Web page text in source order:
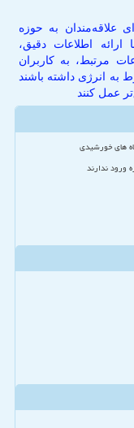
علاقه‌مندان به حوزه
اطلاعات دقیق،
مرتبط، به کاربران
به انرژی داشته باشند
عمل کنند
های خورشیدی
ورود ندارند